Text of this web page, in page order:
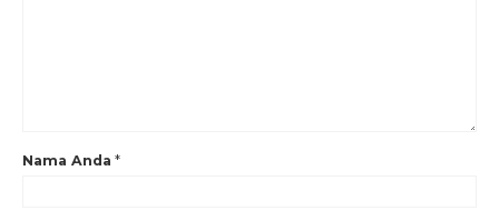
Nama Anda *